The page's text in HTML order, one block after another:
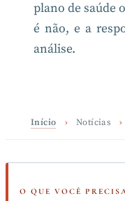
plano de saúde
é não, e a
análise.
Início › Notícias ›
O QUE VOCÊ